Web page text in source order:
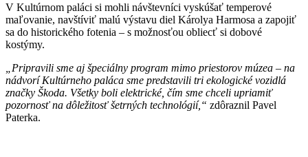
V Kultúrnom paláci si mohli návštevníci vyskúšať temperové
maľovanie, navštíviť malú výstavu diel Károlya Harmosa a zapojiť
sa do historického fotenia – s možnosťou obliecť si dobové
kostýmy.
„Pripravili sme aj špeciálny program mimo priestorov múzea – na
nádvorí Kultúrneho paláca sme predstavili tri ekologické vozidlá
značky Škoda. Všetky boli elektrické, čím sme chceli upriamiť
pozornosť na dôležitosť šetrných technológií,“ zdôraznil Pavel
Paterka.